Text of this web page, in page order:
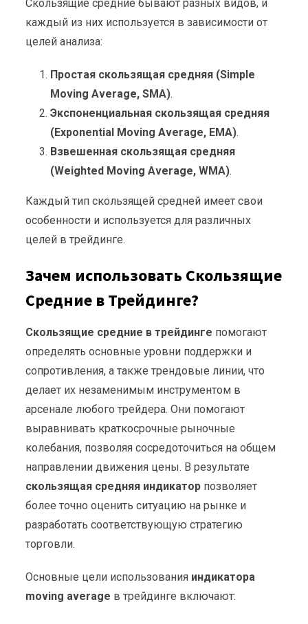
Скользящие средние бывают разных видов, и
каждый из них используется в зависимости от
целей анализа:
Простая скользящая средняя (Simple
Moving Average, SMA).
Экспоненциальная скользящая средняя
(Exponential Moving Average, EMA).
Взвешенная скользящая средняя
(Weighted Moving Average, WMA).
Каждый тип скользящей средней имеет свои
особенности и используется для различных
целей в трейдинге.
Зачем использовать Скользящие
Средние в Трейдинге?
Скользящие средние в трейдинге помогают
определять основные уровни поддержки и
сопротивления, а также трендовые линии, что
делает их незаменимым инструментом в
арсенале любого трейдера. Они помогают
выравнивать краткосрочные рыночные
колебания, позволяя сосредоточиться на общем
направлении движения цены. В результате
скользящая средняя индикатор позволяет
более точно оценить ситуацию на рынке и
разработать соответствующую стратегию
торговли.
Основные цели использования индикатора
moving average в трейдинге включают: